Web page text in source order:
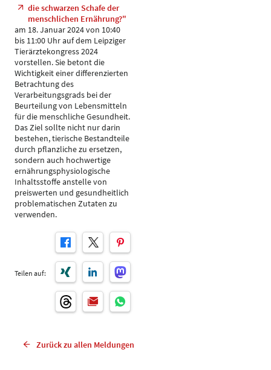
die schwarzen Schafe der
menschlichen Ernährung?"
am 18. Januar 2024 von 10:40
bis 11:00 Uhr auf dem Leipziger
Tierärztekongress 2024
vorstellen. Sie betont die
Wichtigkeit einer differenzierten
Betrachtung des
Verarbeitungsgrads bei der
Beurteilung von Lebensmitteln
für die menschliche Gesundheit.
Das Ziel sollte nicht nur darin
bestehen, tierische Bestandteile
durch pflanzliche zu ersetzen,
sondern auch hochwertige
ernährungsphysiologische
Inhaltsstoffe anstelle von
preiswerten und gesundheitlich
problematischen Zutaten zu
verwenden.
Teilen auf:
Zurück zu allen Meldungen